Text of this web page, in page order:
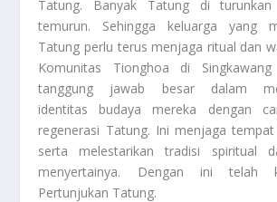
Tatung. Banyak Tatung di
temurun. Sehingga keluarga yang
Tatung perlu terus menjaga ritual dan
Komunitas Tionghoa di
tanggung jawab besar dalam
identitas budaya mereka dengan
regenerasi Tatung. Ini menjaga
serta melestarikan tradisi spiritual
menyertainya. Dengan ini telah
Pertunjukan Tatung.